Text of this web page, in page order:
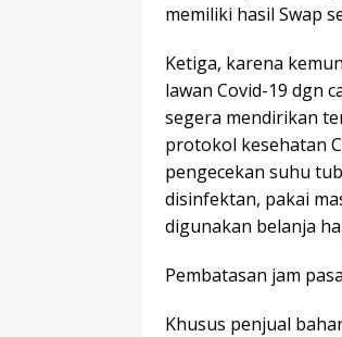
memiliki hasil Swap
Ketiga, karena
lawan Covid-19 dgn
segera mendirikan
protokol kesehatan
pengecekan suhu
disinfektan, pakai
digunakan belanja
Pembatasan jam
Khusus penjual